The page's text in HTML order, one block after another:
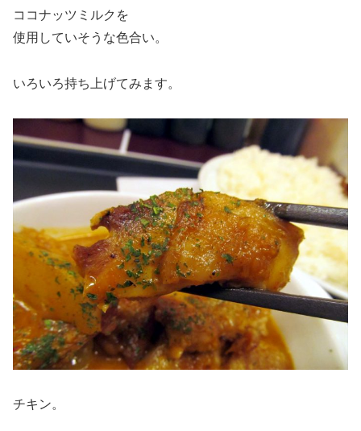
ココナッツミルクを
使用していそうな色合い。
いろいろ持ち上げてみます。
チキン。